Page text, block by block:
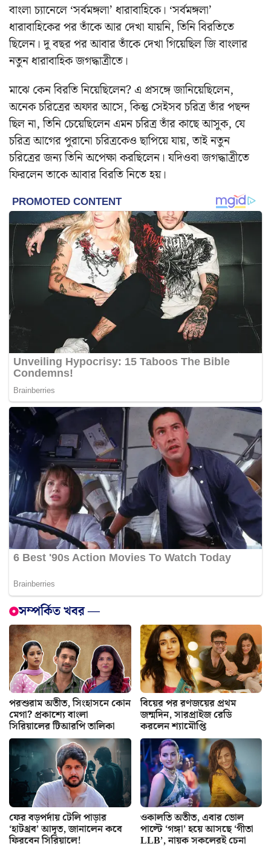
বাংলা চ্যানেলে ‘সর্বমঙ্গলা’ ধারাবাহিকে। ‘সর্বমঙ্গলা’
ধারাবাহিকের পর তাঁকে আর দেখা যায়নি, তিনি বিরতিতে
ছিলেন। দু বছর পর আবার তাঁকে দেখা গিয়েছিল জি বাংলার
নতুন ধারাবাহিক জগদ্ধাত্রীতে।
মাঝে কেন বিরতি নিয়েছিলেন? এ প্রসঙ্গে জানিয়েছিলেন,
অনেক চরিত্রের অফার আসে, কিন্তু সেইসব চরিত্র তাঁর পছন্দ
ছিল না, তিনি চেয়েছিলেন এমন চরিত্র তাঁর কাছে আসুক, যে
চরিত্র আগের পুরানো চরিত্রকেও ছাপিয়ে যায়, তাই নতুন
চরিত্রের জন্য তিনি অপেক্ষা করছিলেন। যদিওবা জগদ্ধাত্রীতে
ফিরলেন তাকে আবার বিরতি নিতে হয়।
সম্পর্কিত খবর —
পরশুরাম অতীত, সিংহাসনে কোন
মেগা? প্রকাশ্যে বাংলা
সিরিয়ালের টিআরপি তালিকা
বিয়ের পর রণজয়ের প্রথম
জন্মদিন, সারপ্রাইজ রেডি
করলেন শ্যামৌপ্তি
ফের বড়পর্দায় টেলি পাড়ার
‘হাটথ্রব’ আদৃত, জানালেন কবে
ফিরবেন সিরিয়ালে!
ওকালতি অতীত, এবার ভোল
পাল্টে ‘গঙ্গা’ হয়ে আসছে ‘গীতা
LLB’, নায়ক সকলেরই চেনা